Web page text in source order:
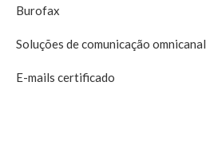
Burofax
Soluções de comunicação omnicanal
E-mails certificado